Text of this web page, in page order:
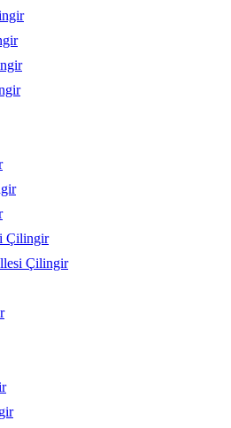
Çilingir
Çilingir